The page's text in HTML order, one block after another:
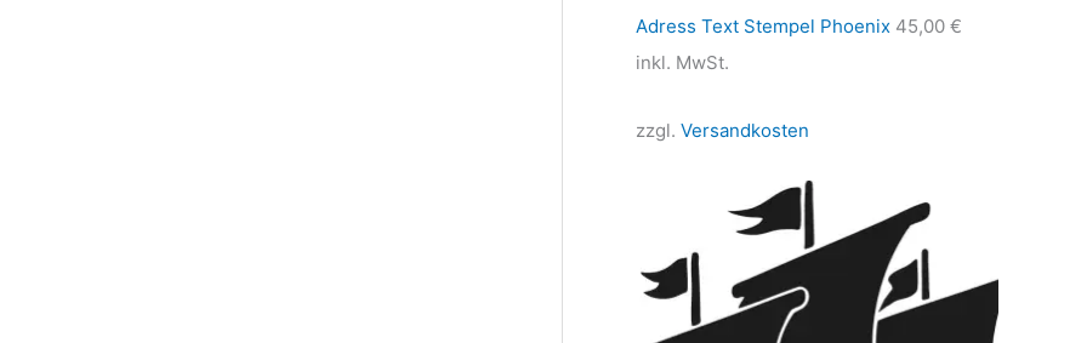
Adress Text Stempel Phoenix 45,00 €
inkl. MwSt.
zzgl. Versandkosten